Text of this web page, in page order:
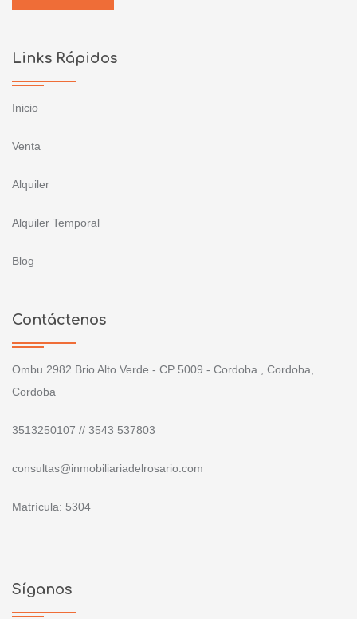
Links Rápidos
Inicio
Venta
Alquiler
Alquiler Temporal
Blog
Contáctenos
Ombu 2982 Brio Alto Verde - CP 5009 - Cordoba , Cordoba,
Cordoba
3513250107 // 3543 537803
consultas@inmobiliariadelrosario.com
Matrícula: 5304
Síganos